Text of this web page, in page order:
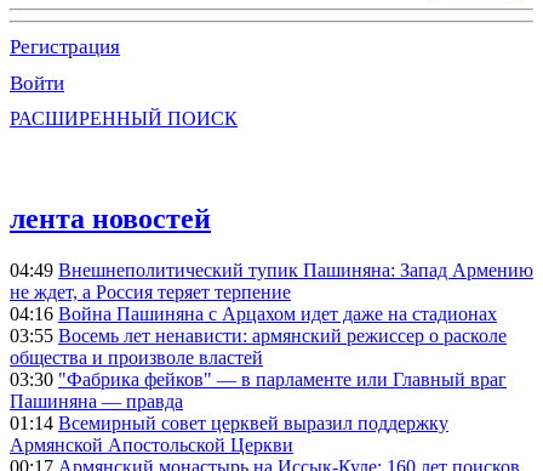
Регистрация
Войти
РАСШИРЕННЫЙ ПОИСК
лента новостей
04:49 Внешнеполитический тупик Пашиняна: Запад Армению
не ждет, а Россия теряет терпение
04:16 Война Пашиняна с Арцахом идет даже на стадионах
03:55 Восемь лет ненависти: армянский режиссер о расколе
общества и произволе властей
03:30 "Фабрика фейков" — в парламенте или Главный враг
Пашиняна — правда
01:14 Всемирный совет церквей выразил поддержку
Армянской Апостольской Церкви